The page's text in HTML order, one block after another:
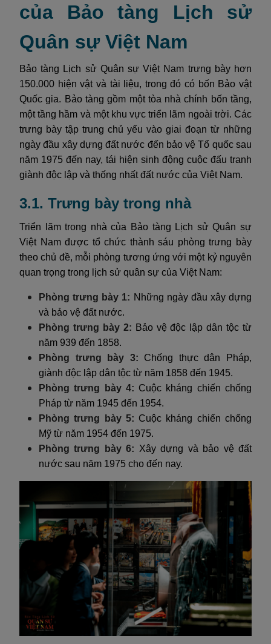
của Bảo tàng Lịch sử
Quân sự Việt Nam
Bảo tàng Lịch sử Quân sự Việt Nam trưng bày hơn
150.000 hiện vật và tài liệu, trong đó có bốn Bảo vật
Quốc gia. Bảo tàng gồm một tòa nhà chính bốn tầng,
một tầng hầm và một khu vực triển lãm ngoài trời. Các
trưng bày tập trung chủ yếu vào giai đoạn từ những
ngày đầu xây dựng đất nước đến bảo vệ Tổ quốc sau
năm 1975 đến nay, tái hiện sinh động cuộc đấu tranh
giành độc lập và thống nhất đất nước của Việt Nam.
3.1. Trưng bày trong nhà
Triển lãm trong nhà của Bảo tàng Lịch sử Quân sự
Việt Nam được tổ chức thành sáu phòng trưng bày
theo chủ đề, mỗi phòng tương ứng với một kỷ nguyên
quan trọng trong lịch sử quân sự của Việt Nam:
Phòng trưng bày 1: Những ngày đầu xây dựng
và bảo vệ đất nước.
Phòng trưng bày 2: Bảo vệ độc lập dân tộc từ
năm 939 đến 1858.
Phòng trưng bày 3: Chống thực dân Pháp,
giành độc lập dân tộc từ năm 1858 đến 1945.
Phòng trưng bày 4: Cuộc kháng chiến chống
Pháp từ năm 1945 đến 1954.
Phòng trưng bày 5: Cuộc kháng chiến chống
Mỹ từ năm 1954 đến 1975.
Phòng trưng bày 6: Xây dựng và bảo vệ đất
nước sau năm 1975 cho đến nay.